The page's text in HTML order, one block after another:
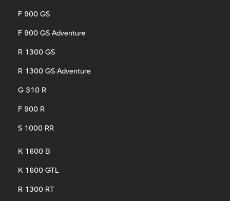
F 900 GS
F 900 GS Adventure
R 1300 GS
R 1300 GS Adventure
G 310 R
F 900 R
S 1000 RR
K 1600 B
K 1600 GTL
R 1300 RT